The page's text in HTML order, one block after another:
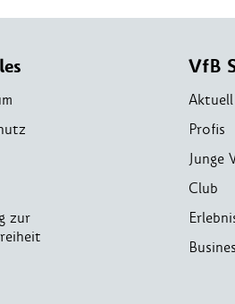
zur
VfB
Aktuell
Profis
Junge
Club